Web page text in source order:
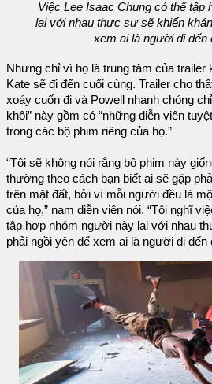
Việc Lee Isaac Chung có thể tập
lại với nhau thực sự sẽ khiến
xem ai là người đi đến
Nhưng chỉ vì họ là trung tâm của trailer
Kate sẽ đi đến cuối cùng. Trailer cho
xoáy cuốn đi và Powell nhanh chóng
khôi” này gồm có “những diễn viên
trong các bộ phim riêng của họ.”
“Tôi sẽ không nói rằng bộ phim này
thường theo cách bạn biết ai sẽ gặp
trên mặt đất, bởi vì mỗi người đều là
của họ,” nam diễn viên nói. “Tôi nghĩ
tập hợp nhóm người này lại với nhau
phải ngồi yên để xem ai là người đi đến